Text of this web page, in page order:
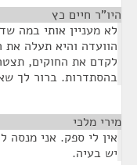
היו"ר חיים כץ
לא מעניין אותי במה
הוועדה והיא תעלה את
לקדם את החוקים,
בהסתדרות. ברור לך
מירי מלכי
אין לי ספק. אני
יש בעיה.